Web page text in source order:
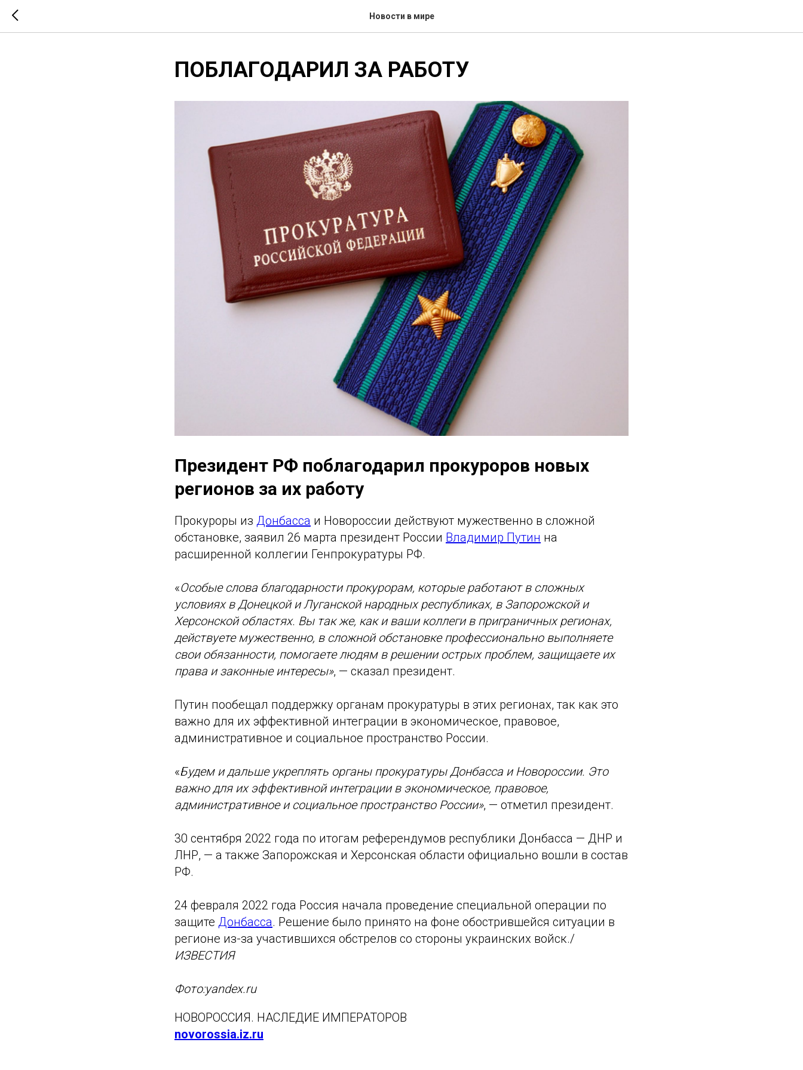
Новости в мире
ПОБЛАГОДАРИЛ ЗА РАБОТУ
Президент РФ поблагодарил прокуроров новых
регионов за их работу
Прокуроры из Донбасса и Новороссии действуют мужественно в сложной
обстановке, заявил 26 марта президент России Владимир Путин на
расширенной коллегии Генпрокуратуры РФ.
«Особые слова благодарности прокурорам, которые работают в сложных
условиях в Донецкой и Луганской народных республиках, в Запорожской и
Херсонской областях. Вы так же, как и ваши коллеги в приграничных регионах,
действуете мужественно, в сложной обстановке профессионально выполняете
свои обязанности, помогаете людям в решении острых проблем, защищаете их
права и законные интересы», — сказал президент.
Путин пообещал поддержку органам прокуратуры в этих регионах, так как это
важно для их эффективной интеграции в экономическое, правовое,
административное и социальное пространство России.
«Будем и дальше укреплять органы прокуратуры Донбасса и Новороссии. Это
важно для их эффективной интеграции в экономическое, правовое,
административное и социальное пространство России», — отметил президент.
30 сентября 2022 года по итогам референдумов республики Донбасса — ДНР и
ЛНР, — а также Запорожская и Херсонская области официально вошли в состав
РФ.
24 февраля 2022 года Россия начала проведение специальной операции по
защите Донбасса. Решение было принято на фоне обострившейся ситуации в
регионе из-за участившихся обстрелов со стороны украинских войск./
ИЗВЕСТИЯ
Фото:yandex.ru
НОВОРОССИЯ. НАСЛЕДИЕ ИМПЕРАТОРОВ
novorossia.iz.ru